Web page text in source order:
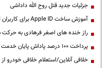
جزئیات جدید قتل روح الله داداشی
آموزش ساخت Apple ID برای کاربران ایرانی
راز خنده های اصغر فرهادی به حرکت
پرداخت ۱۰۰ درصد پاداش پایان خدمت فرهنگیان
خلافی آنلاین/استعلام خلافی خودرو